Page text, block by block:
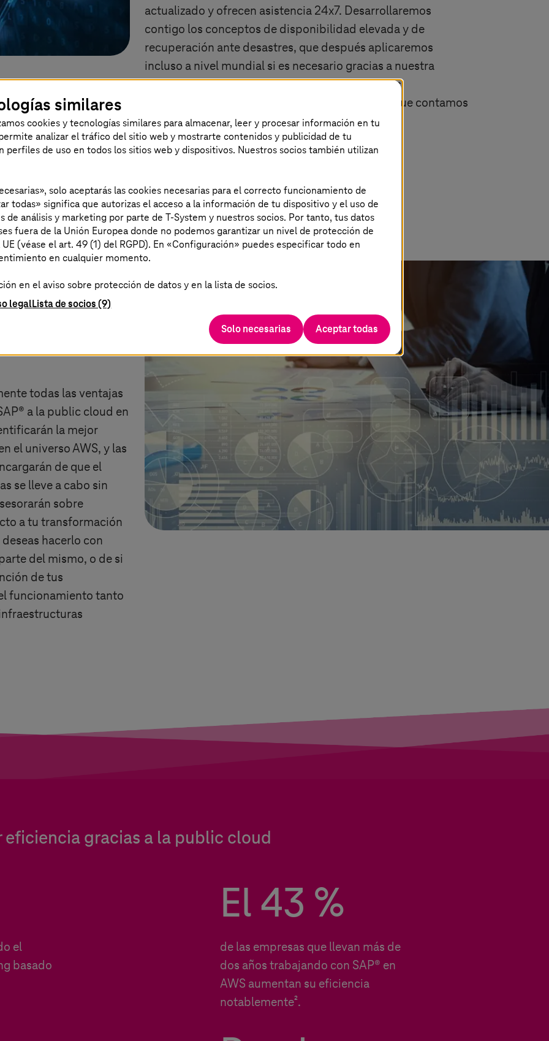
actualizado y ofrecen asistencia 24x7. Desarrollaremos
contigo los conceptos de disponibilidad elevada y de
recuperación ante desastres, que después aplicaremos
incluso a nivel mundial si es necesario gracias a nuestra
experiencia como proveedor internacional y a las
aproximadamente 70 Availability Zones con las que contamos
en 22 regiones de AWS.
de los sistemas SAP® al universo
cloud no garantizan
Ello depende de una
y de contar con
Aquí es donde
para SAP® en
todas las ventajas
a la public cloud en
la mejor
el universo AWS, y las
de que el
se lleve a cabo sin
sobre
a tu transformación
hacerlo con
del mismo, o de si
de tus
funcionamiento tanto
gracias a la public cloud
el
basado
El 43 %
de las empresas que llevan más de
dos años trabajando con SAP® en
AWS aumentan su eficiencia
notablemente².
similares
cookies y tecnologías similares para almacenar, leer y procesar información en tu
analizar el tráfico del sitio web y mostrarte contenidos y publicidad de tu
perfiles de uso en todos los sitios web y dispositivos. Nuestros socios también utilizan
solo aceptarás las cookies necesarias para el correcto funcionamiento de
todas» significa que autorizas el acceso a la información de tu dispositivo y el uso de
de análisis y marketing por parte de T-System y nuestros socios. Por tanto, tus datos
fuera de la Unión Europea donde no podemos garantizar un nivel de protección de
(véase el art. 49 (1) del RGPD). En «Configuración» puedes especificar todo en
en cualquier momento.
en el aviso sobre protección de datos y en la lista de socios.
legalLista de socios (9)
Solo necesarias Aceptar todas